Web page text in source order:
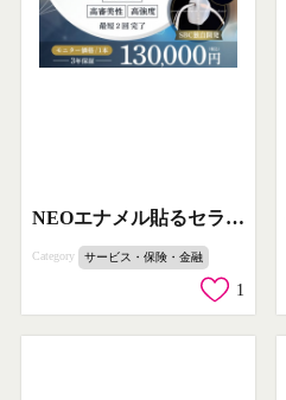
NEOエナメル貼るセラミック施術（極薄ベニア）
Category サービス・保険・金融
1